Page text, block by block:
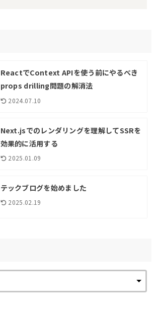
ReactでContext APIを使う前にやるべき
props drilling問題の解消法
2024.07.10
Next.jsでのレンダリングを理解してSSRを
効果的に活用する
2025.01.09
テックブログを始めました
2025.02.19